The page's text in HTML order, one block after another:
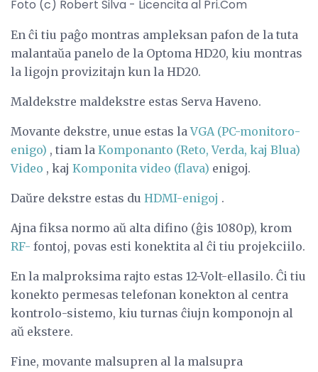
Foto (c) Robert Silva - Licencita al Pri.Com
En ĉi tiu paĝo montras ampleksan pafon de la tuta
malantaŭa panelo de la Optoma HD20, kiu montras
la ligojn provizitajn kun la HD20.
Maldekstre maldekstre estas Serva Haveno.
Movante dekstre, unue estas laVGA (PC-monitoro-
enigo) , tiam la Komponanto (Reto, Verda, kaj Blua)
Video , kaj Komponita video (flava) enigoj.
Daŭre dekstre estas du HDMI-enigoj .
Ajna fiksa normo aŭ alta difino (ĝis 1080p), krom
RF- fontoj, povas esti konektita al ĉi tiu projekciilo.
En la malproksima rajto estas 12-Volt-ellasilo. Ĉi tiu
konekto permesas telefonan konekton al centra
kontrolo-sistemo, kiu turnas ĉiujn komponojn al
aŭ ekstere.
Fine, movante malsupren al la malsupra